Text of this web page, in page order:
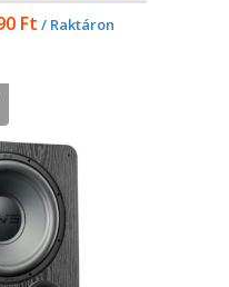
Ft / Raktáron